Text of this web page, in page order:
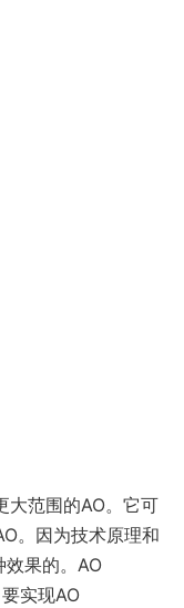
大范围的AO。它可
。因为技术原理和
效果的。AO
实现AO